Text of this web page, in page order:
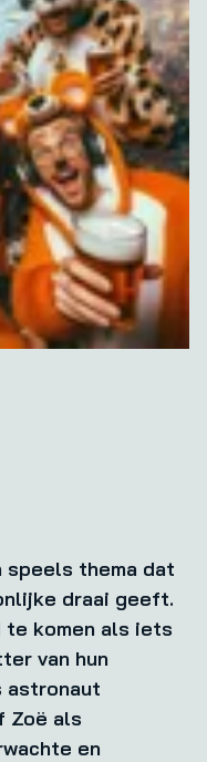
thema dat
draai geeft.
te komen als iets
van hun
astronaut
Zoë als
en